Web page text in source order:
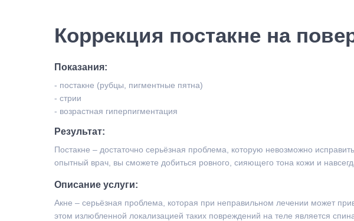
Коррекция постакне на
Показания:
- постакне (рубцы, пигментные пятна)
- стрии
- возрастная гиперпигментация
Результат:
Постакне – достаточно серьёзная проблема, которую невозможно
опытный врач, вы сможете добиться ровного, сияющего тона кожи и
Описание услуги:
Акне – серьёзная проблема, которая при неправильном лечении может
этом излюбленной локализацией таких повреждений на теле является